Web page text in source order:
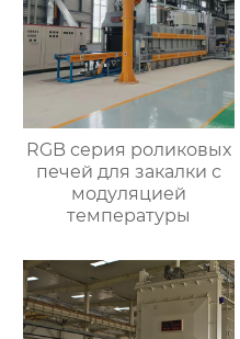
RGB серия роликовых
печей для закалки с
модуляцией
температуры